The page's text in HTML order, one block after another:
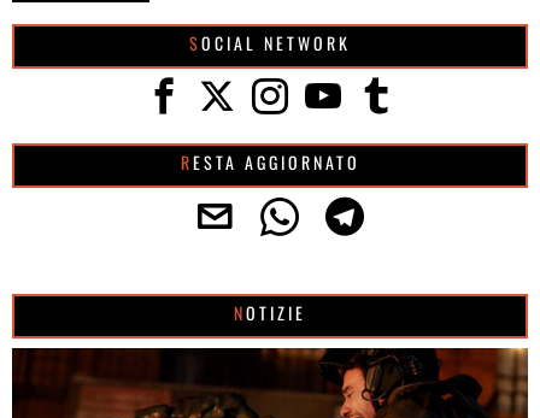
SOCIAL NETWORK
RESTA AGGIORNATO
NOTIZIE